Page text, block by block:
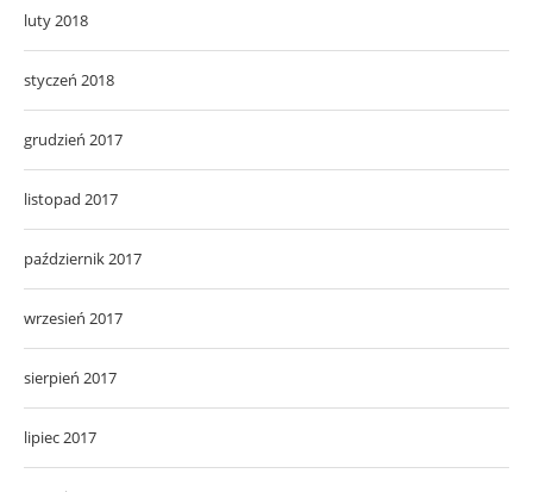
luty 2018
styczeń 2018
grudzień 2017
listopad 2017
październik 2017
wrzesień 2017
sierpień 2017
lipiec 2017